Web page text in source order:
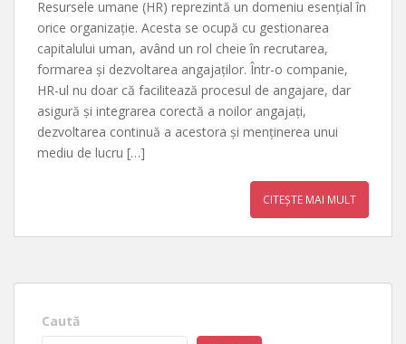
Resursele umane (HR) reprezintă un domeniu esențial în
orice organizație. Acesta se ocupă cu gestionarea
capitalului uman, având un rol cheie în recrutarea,
formarea și dezvoltarea angajaților. Într-o companie,
HR-ul nu doar că facilitează procesul de angajare, dar
asigură și integrarea corectă a noilor angajați,
dezvoltarea continuă a acestora și menținerea unui
mediu de lucru […]
CITEȘTE MAI MULT
Caută